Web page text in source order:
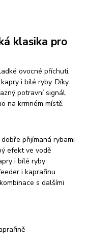
klasika pro
ovocné příchuti,
i bílé ryby. Díky
potravní signál,
na krmném místě.
přijímaná rybami
efekt ve vodě
i bílé ryby
i kaprařinu
s dalšími